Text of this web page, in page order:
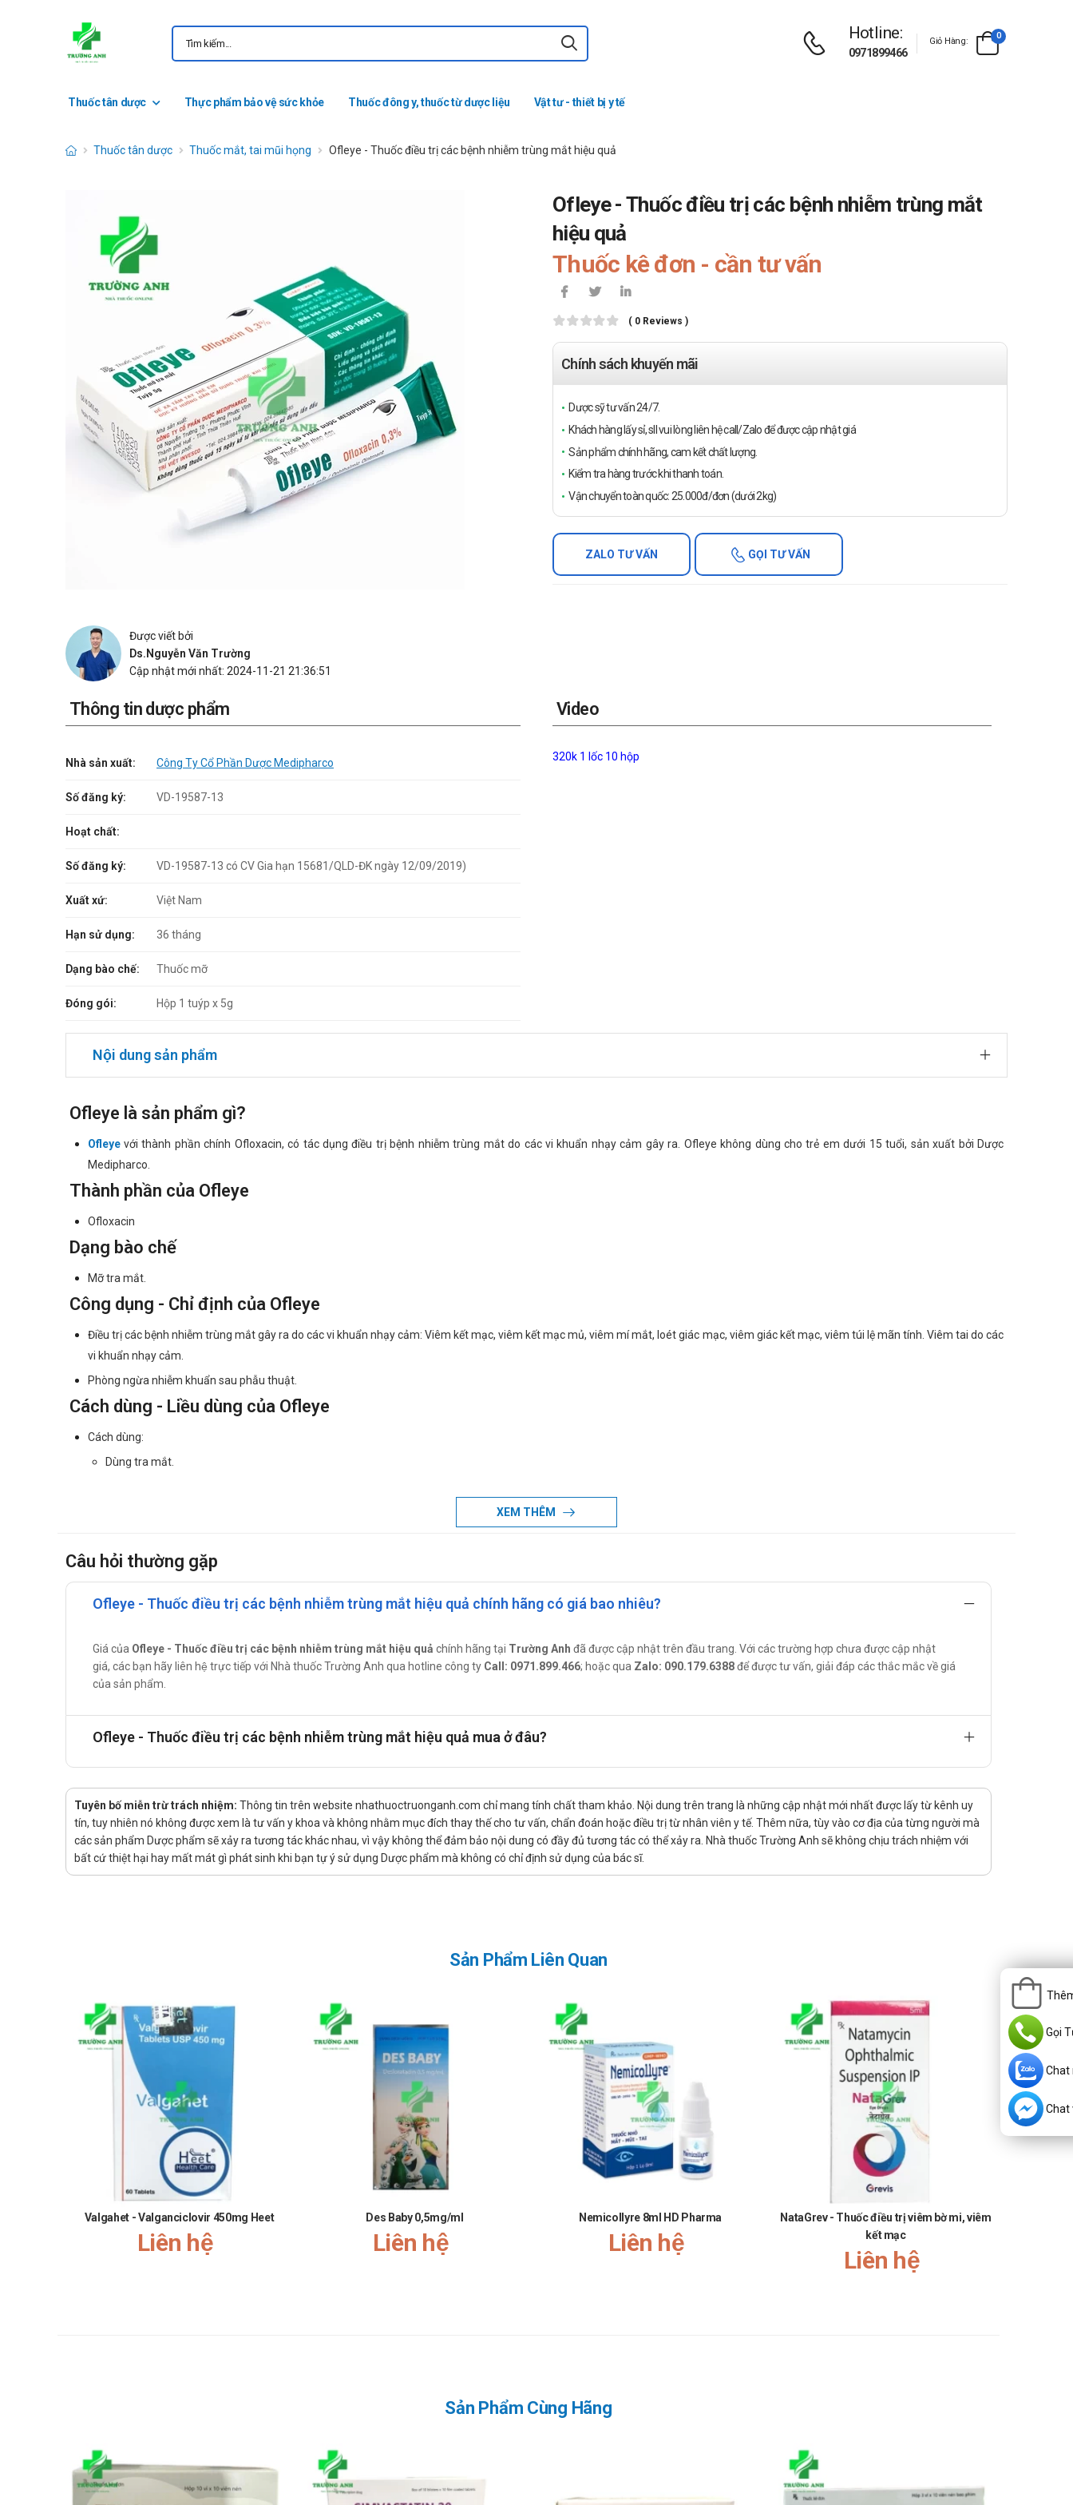
Hotline:
0971899466
Giỏ Hàng:
0
Thuốc tân dược Thực phẩm bảo vệ sức khỏe Thuốc đông y, thuốc từ dược liệu Vật tư - thiết bị y tế
Thuốc tân dược Thuốc mắt, tai mũi họng Ofleye - Thuốc điều trị các bệnh nhiễm trùng mắt hiệu quả
Ofleye - Thuốc điều trị các bệnh nhiễm trùng mắt
hiệu quả
Thuốc kê đơn - cần tư vấn
( 0 Reviews )
Chính sách khuyến mãi
Dược sỹ tư vấn 24/7.
Khách hàng lấy sỉ, sll vui lòng liên hệ call/Zalo để được cập nhật giá
Sản phẩm chính hãng, cam kết chất lượng.
Kiểm tra hàng trước khi thanh toán.
Vận chuyển toàn quốc: 25.000đ/đơn (dưới 2kg)
ZALO TƯ VẤN GỌI TƯ VẤN
Được viết bởi
Ds.Nguyễn Văn Trường
Cập nhật mới nhất: 2024-11-21 21:36:51
Thông tin dược phẩm
Nhà sản xuất: Công Ty Cổ Phần Dược Medipharco
Số đăng ký: VD-19587-13
Hoạt chất:
Số đăng ký: VD-19587-13 có CV Gia hạn 15681/QLD-ĐK ngày 12/09/2019)
Xuất xứ: Việt Nam
Hạn sử dụng: 36 tháng
Dạng bào chế: Thuốc mỡ
Đóng gói: Hộp 1 tuýp x 5g
Video
320k 1 lốc 10 hộp
Nội dung sản phẩm
Ofleye là sản phẩm gì?
Ofleyevới thành phần chính Ofloxacin, có tác dụng điều trị bệnh nhiễm trùng mắt do các vi khuẩn nhạy cảm gây ra. Ofleye không dùng cho trẻ em dưới 15 tuổi, sản xuất bởi Dược
Medipharco.
Thành phần của Ofleye
Ofloxacin
Dạng bào chế
Mỡ tra mắt.
Công dụng - Chỉ định của Ofleye
Điều trị các bệnh nhiễm trùng mắt gây ra do các vi khuẩn nhạy cảm: Viêm kết mạc, viêm kết mạc mủ, viêm mí mắt, loét giác mạc, viêm giác kết mạc, viêm túi lệ mãn tính. Viêm tai do các
vi khuẩn nhạy cảm.
Phòng ngừa nhiễm khuẩn sau phẫu thuật.
Cách dùng - Liều dùng của Ofleye
Cách dùng:
Dùng tra mắt.
Mẫn cảm với thành phần của thuốc hoặc bất kỳ kháng sinh nào thuộc nhóm Quinolon.
Lưu ý thận trọng khi sử dụng Ofleye
Không được dùng thuốc để điều trị dự phòng (do nguy cơ chọn lọc chủng đề kháng).
có biện pháp điều trị thích hợp.
Trường hợp điều trị cùng với một thuốc nhỏ mắt chứa hoạt chất khác, phải dùng cách khoảng 15 phút.
Không được tiêm thuốc nhỏ mắt vào xung quanh hoặc trong mắt.
Sử dụng thuốc cho phụ nữ có thai hoặc đang cho con bú
Không dùng thuốc khi mang thai hoặc đang cho con bú.
Sử dụng cho người lái xe và vận hành máy móc
Hầu hết các tác dụng phụ liên quan đến thuốc chỉ là cảm giác rát mắt hoặc khó chịu thoáng qua.
Hiếm gặp chóng mặt và nôn mửa.
Tương tác thuốc
Mức ofloxacin trong huyết thanh có thể giảm xuống dưới nồng độ điều trị khi dùng đồng thời với các kháng acid nhôm và magnesi. Tuy nhiên, sự hấp thu của ofloxacin theo đường dùng
tại chỗ rất ít nên nguy có tương tác thuốc rất thấp.
Xử trí khi quên liều
Nếu bạn quên một liều thuốc, hãy dùng càng sớm càng tốt. Tuy nhiên, nếu gần với liều kế tiếp, hãy bỏ qua liều đã quên và dùng liều kế tiếp vào thời điểm như kế hoạch.
Lưu ý rằng không nên dùng gấp đôi liều đã quy định.
Xử trí khi quá liều
Ngừng sử dụng khi có hiện tượng phù nề, gây kích thích, cay mắt.
Bảo quản
Nhà sản xuất
Công ty CP Dược Medipharco
XEM THÊM
Câu hỏi thường gặp
Ofleye - Thuốc điều trị các bệnh nhiễm trùng mắt hiệu quả chính hãng có giá bao nhiêu?
Giá của Ofleye - Thuốc điều trị các bệnh nhiễm trùng mắt hiệu quả chính hãng tại Trường Anh đã được cập nhật trên đầu trang. Với các trường hợp chưa được cập nhật
giá, các bạn hãy liên hệ trực tiếp với Nhà thuốc Trường Anh qua hotline công ty Call: 0971.899.466; hoặc qua Zalo: 090.179.6388để được tư vấn, giải đáp các thắc mắc về giá
của sản phẩm.
Ofleye - Thuốc điều trị các bệnh nhiễm trùng mắt hiệu quả mua ở đâu?
Tuyên bố miễn trừ trách nhiệm: Thông tin trên website nhathuoctruonganh.com chỉ mang tính chất tham khảo. Nội dung trên trang là những cập nhật mới nhất được lấy từ kênh uy
tín, tuy nhiên nó không được xem là tư vấn y khoa và không nhằm mục đích thay thế cho tư vấn, chẩn đoán hoặc điều trị từ nhân viên y tế. Thêm nữa, tùy vào cơ địa của từng người mà
các sản phẩm Dược phẩm sẽ xảy ra tương tác khác nhau, vì vậy không thể đảm bảo nội dung có đầy đủ tương tác có thể xảy ra. Nhà thuốc Trường Anh sẽ không chịu trách nhiệm với
bất cứ thiệt hại hay mất mát gì phát sinh khi bạn tự ý sử dụng Dược phẩm mà không có chỉ định sử dụng của bác sĩ.
Sản Phẩm Liên Quan
Valgahet - Valganciclovir 450mg Heet
Liên hệ
Des Baby 0,5mg/ml
Liên hệ
Nemicollyre 8ml HD Pharma
Liên hệ
NataGrev - Thuốc điều trị viêm bờ mi, viêm
kết mạc
Liên hệ
Sản Phẩm Cùng Hãng
Gọi
Chat
Chat